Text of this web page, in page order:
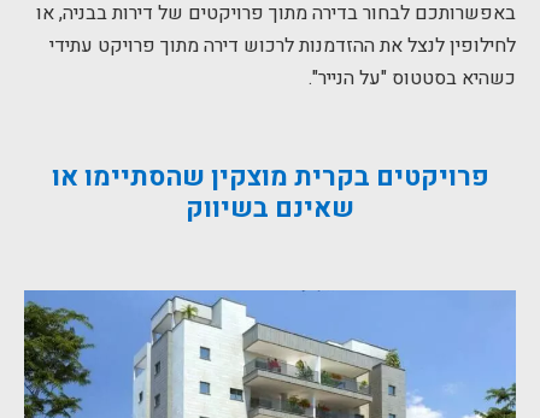
באפשרותכם לבחור בדירה מתוך פרויקטים של דירות בבניה, או
לחילופין לנצל את ההזדמנות לרכוש דירה מתוך פרויקט עתידי
כשהיא בסטטוס "על הנייר".
פרויקטים בקרית מוצקין שהסתיימו או
שאינם בשיווק